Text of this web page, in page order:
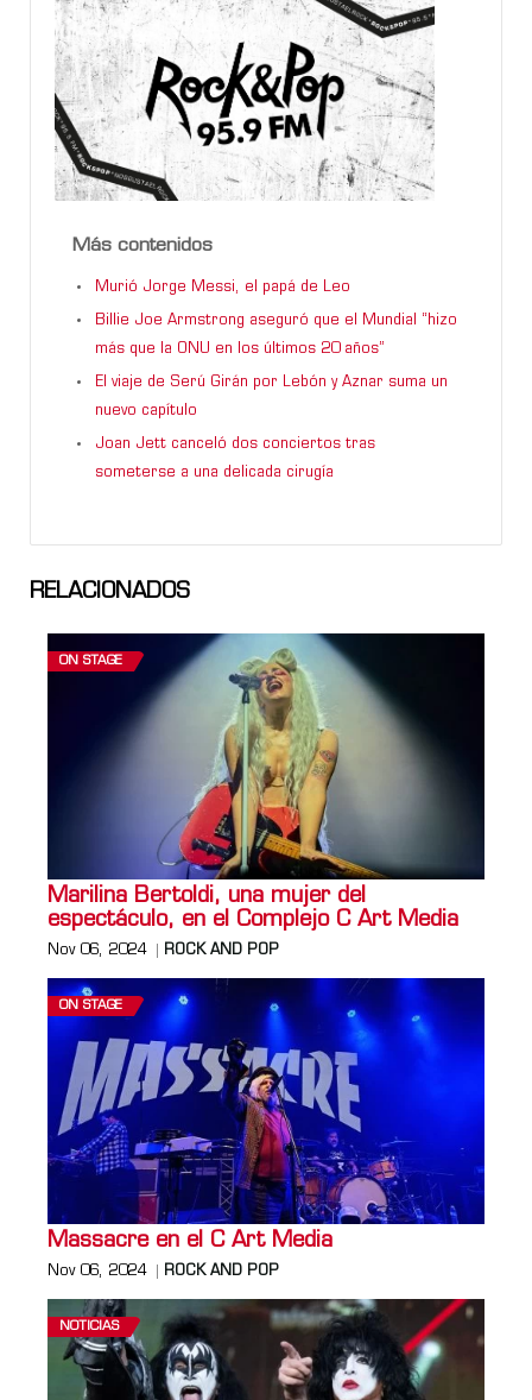
Más contenidos
Murió Jorge Messi, el papá de Leo
Billie Joe Armstrong aseguró que el Mundial “hizo
más que la ONU en los últimos 20 años”
El viaje de Serú Girán por Lebón y Aznar suma un
nuevo capítulo
Joan Jett canceló dos conciertos tras
someterse a una delicada cirugía
RELACIONADOS
ON STAGE
Marilina Bertoldi, una mujer del
espectáculo, en el Complejo C Art Media
Nov 06, 2024 ROCK AND POP
ON STAGE
Massacre en el C Art Media
Nov 06, 2024 ROCK AND POP
NOTICIAS